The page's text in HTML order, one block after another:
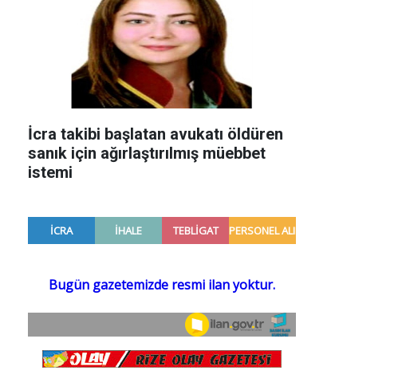
İcra takibi başlatan avukatı öldüren
sanık için ağırlaştırılmış müebbet
istemi